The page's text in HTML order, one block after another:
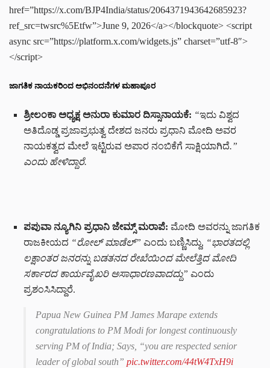
href=”https://x.com/BJP4India/status/2064371943642685923?
ref_src=twsrc%5Etfw”>June 9, 2026</a></blockquote> <script
async src=”https://platform.x.com/widgets.js” charset=”utf-8″>
</script>
ಜಾಗತಿಕ ನಾಯಕರಿಂದ ಅಭಿನಂದನೆಗಳ ಮಹಾಪೂರ
ಶ್ರೀಲಂಕಾ ಅಧ್ಯಕ್ಷ ಅನುರಾ ಕುಮಾರ ದಿಸ್ಸಾನಾಯಕೆ: “ಇದು ವಿಶ್ವದ
ಅತಿದೊಡ್ಡ ಪ್ರಜಾಪ್ರಭುತ್ವ ದೇಶದ ಜನರು ಪ್ರಧಾನಿ ಮೋದಿ ಅವರ
ನಾಯಕತ್ವದ ಮೇಲೆ ಇಟ್ಟಿರುವ ಅಪಾರ ನಂಬಿಕೆಗೆ ಸಾಕ್ಷಿಯಾಗಿದೆ.”
ಎಂದು ಹೇಳಿದ್ದಾರೆ.
ಪಪುವಾ ನ್ಯೂಗಿನಿ ಪ್ರಧಾನಿ ಜೇಮ್ಸ್ ಮರಾಪೆ: ಮೋದಿ ಅವರನ್ನು ಜಾಗತಿಕ
ರಾಜಕೀಯದ “ರೋಲ್ ಮಾಡೆಲ್” ಎಂದು ಬಣ್ಣಿಸಿದ್ದು, “ಭಾರತದಲ್ಲಿ
ಲಕ್ಷಾಂತರ ಜನರನ್ನು ಬಡತನದ ರೇಖೆಯಿಂದ ಮೇಲೆತ್ತಿದ ಮೋದಿ
ಸರ್ಕಾರದ ಕಾರ್ಯವೈಖರಿ ಅಸಾಧಾರಣವಾದದ್ದು” ಎಂದು
ಪ್ರಶಂಸಿಸಿದ್ದಾರೆ.
Papua New Guinea PM James Marape extends
congratulations to PM Modi for longest continuously
serving PM of India; Says, “you are respected senior
leader of global south” pic.twitter.com/44tW4TxH9i